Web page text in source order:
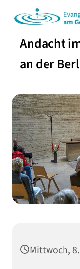
Andacht
an der
Mittwoch,